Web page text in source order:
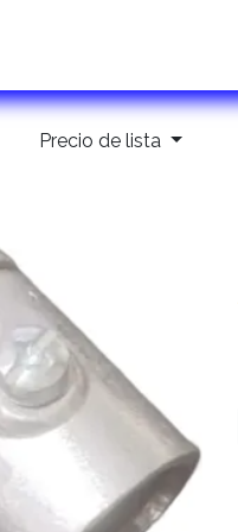
Precio de lista